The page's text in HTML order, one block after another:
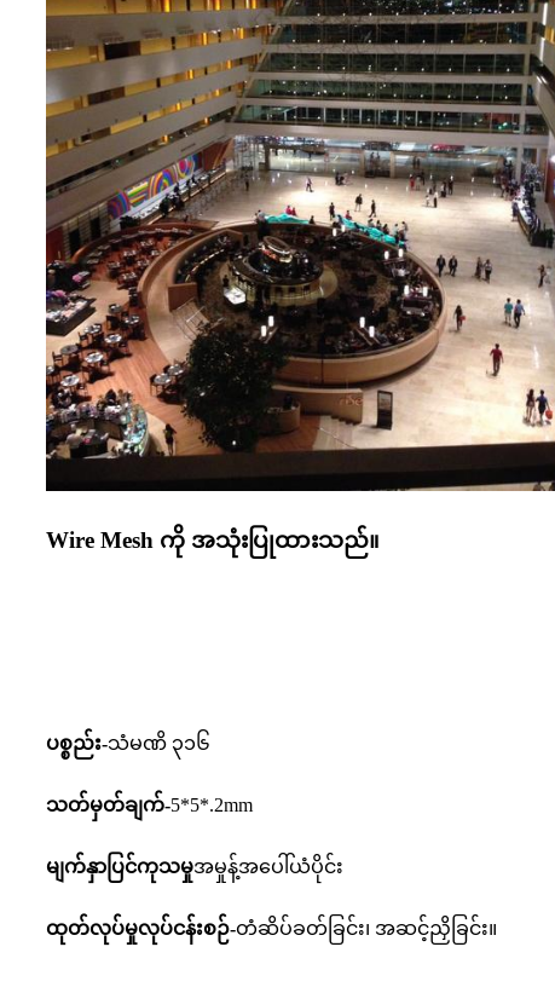
Wire Mesh ကို အသုံးပြုထားသည်။
ပစ္စည်း-သံမဏိ ၃၁၆
သတ်မှတ်ချက်-5*5*.2mm
မျက်နှာပြင်ကုသမှုအမှုန့်အပေါ်ယံပိုင်း
ထုတ်လုပ်မှုလုပ်ငန်းစဉ်-တံဆိပ်ခတ်ခြင်း၊ အဆင့်ညှိခြင်း။